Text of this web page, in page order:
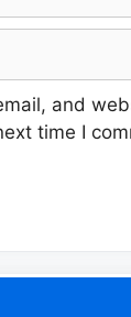
and
time I